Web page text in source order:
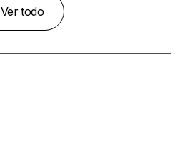
Ver todo